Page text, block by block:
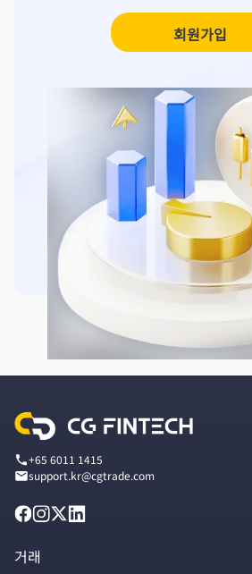
회원가입
+65 6011 1415
support.kr@cgtrade.com
거래